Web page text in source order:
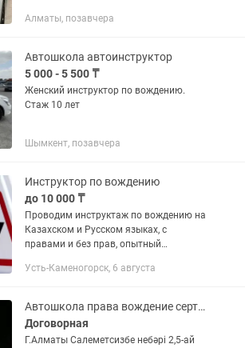
сопровождение - 69.990тг Инструктор:
Алматы, позавчера
Автошкола автоинструктор
5 000 - 5 500 ₸
Женский инструктор по вождению.
Стаж 10 лет
Шымкент, позавчера
Инструктор по вождению
до 10 000 ₸
Проводим инструктаж по вождению на
Казахском и Русском языках, с
правами и без прав, опытный
оборудованном авто марки Део Матиз,
Более...
Усть-Каменогорск, 6 августа
Автошкола права вождение сертификат
Договорная
Г.Алматы Салеметсизбе небәрі 2,5-ай